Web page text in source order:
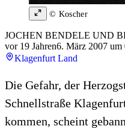
© Koscher
JOCHEN BENDELE UND
vor 19 Jahren6. März 2007 um
Klagenfurt Land
Die Gefahr, der
Schnellstraße
kommen, scheint